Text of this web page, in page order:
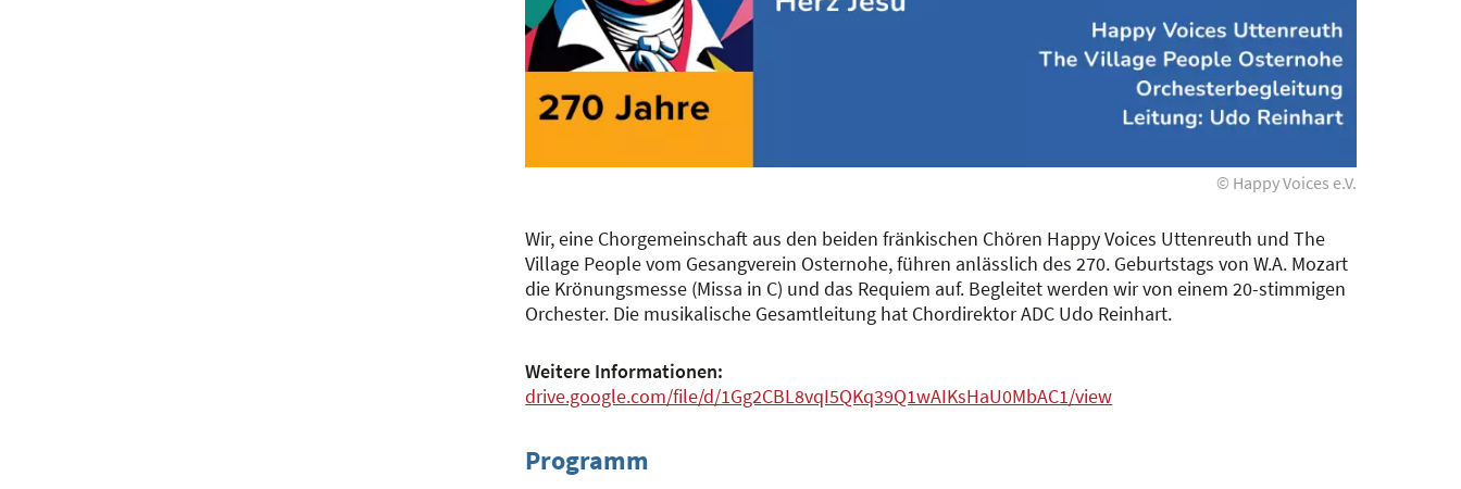
© Happy Voices e.V.
Wir, eine Chorgemeinschaft aus den beiden fränkischen Chören Happy Voices Uttenreuth und The
Village People vom Gesangverein Osternohe, führen anlässlich des 270. Geburtstags von W.A. Mozart
die Krönungsmesse (Missa in C) und das Requiem auf. Begleitet werden wir von einem 20-stimmigen
Orchester. Die musikalische Gesamtleitung hat Chordirektor ADC Udo Reinhart.
Weitere Informationen:
drive.google.com/file/d/1Gg2CBL8vqI5QKq39Q1wAIKsHaU0MbAC1/view
Programm